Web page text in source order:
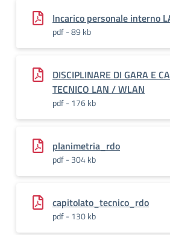
Incarico personale interno
pdf - 89 kb
DISCIPLINARE DI GARA E
TECNICO LAN / WLAN
pdf - 176 kb
planimetria_rdo
pdf - 304 kb
capitolato_tecnico_rdo
pdf - 130 kb